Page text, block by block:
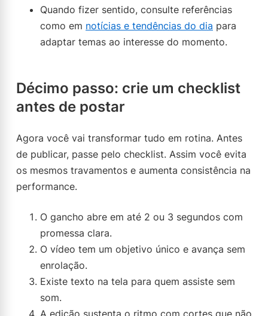
Quando fizer sentido, consulte referências
como em notícias e tendências do dia para
adaptar temas ao interesse do momento.
Décimo passo: crie um checklist
antes de postar
Agora você vai transformar tudo em rotina. Antes
de publicar, passe pelo checklist. Assim você evita
os mesmos travamentos e aumenta consistência na
performance.
O gancho abre em até 2 ou 3 segundos com
promessa clara.
O vídeo tem um objetivo único e avança sem
enrolação.
Existe texto na tela para quem assiste sem
som.
A edição sustenta o ritmo com cortes que não